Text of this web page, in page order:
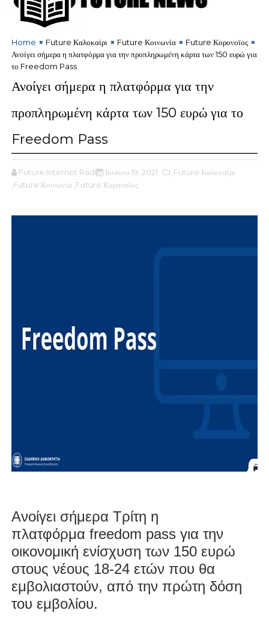
Home Future Καλοκαίρι Future Κοινωνία
Future Κορονοϊος
Ανοίγει σήμερα η πλατφόρμα για την προπληρωμένη κάρτα των 150 ευρώ για
το Freedom Pass
Ανοίγει σήμερα η πλατφόρμα για την
προπληρωμένη κάρτα των 150 ευρώ για το
Freedom Pass
Future Internet Radio Ιουλίου 19, 2021
,Future Καλοκαίρι
,Future Κοινωνία ,Future Κορονοϊος
Ανοίγει σήμερα Τρίτη η
πλατφόρμα freedom pass για την
οικονομική ενίσχυση των 150 ευρώ
στους νέους 18-24 ετών που θα
εμβολιαστούν, από την πρώτη δόση
του εμβολίου.